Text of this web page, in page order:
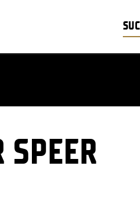
SPEER